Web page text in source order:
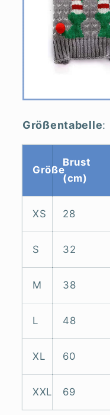
Größentabelle:
Größe
Brust
(cm)
XS 28
S 32
M 38
L 48
XL 60
XXL 69